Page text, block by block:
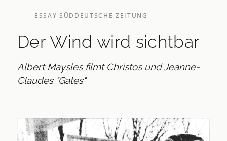
ESSAY SÜDDEUTSCHE ZEITUNG
Der Wind wird sichtbar
Albert Maysles filmt Christos und Jeanne-
Claudes "Gates"